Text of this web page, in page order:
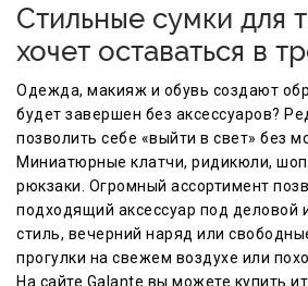
Стильные сумки для
хочет оставаться в
Одежда, макияж и обувь создают
будет завершен без аксессуаров?
позволить себе «выйти в свет» без
Миниатюрные клатчи, ридикюли,
рюкзаки. Огромный ассортимент
подходящий аксессуар под деловой
стиль, вечерний наряд или
прогулки на свежем воздухе или
На сайте Galante вы можете купить